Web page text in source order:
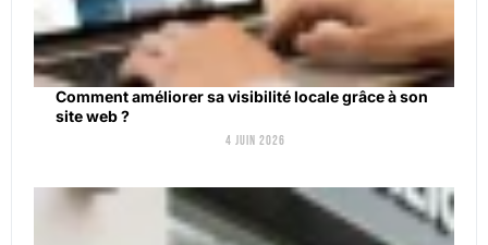
Comment améliorer sa visibilité locale grâce à son
site web ?
4 juin 2026